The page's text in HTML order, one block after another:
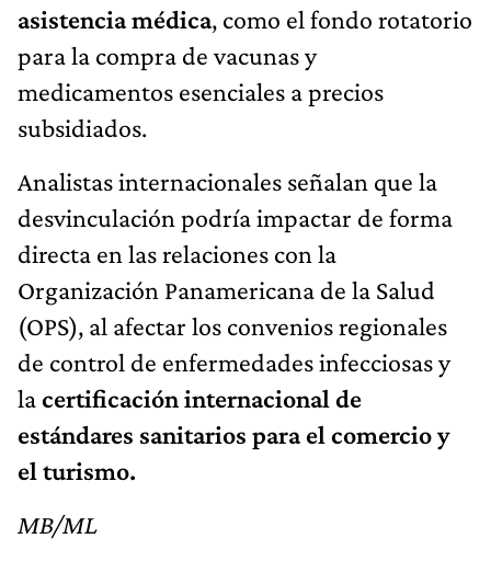
asistencia médica, como el fondo rotatorio
para la compra de vacunas y
medicamentos esenciales a precios
subsidiados.
Analistas internacionales señalan que la
desvinculación podría impactar de forma
directa en las relaciones con la
Organización Panamericana de la Salud
(OPS), al afectar los convenios regionales
de control de enfermedades infecciosas y
lacertificación internacional de
estándares sanitarios para el comercio y
el turismo.
MB/ML